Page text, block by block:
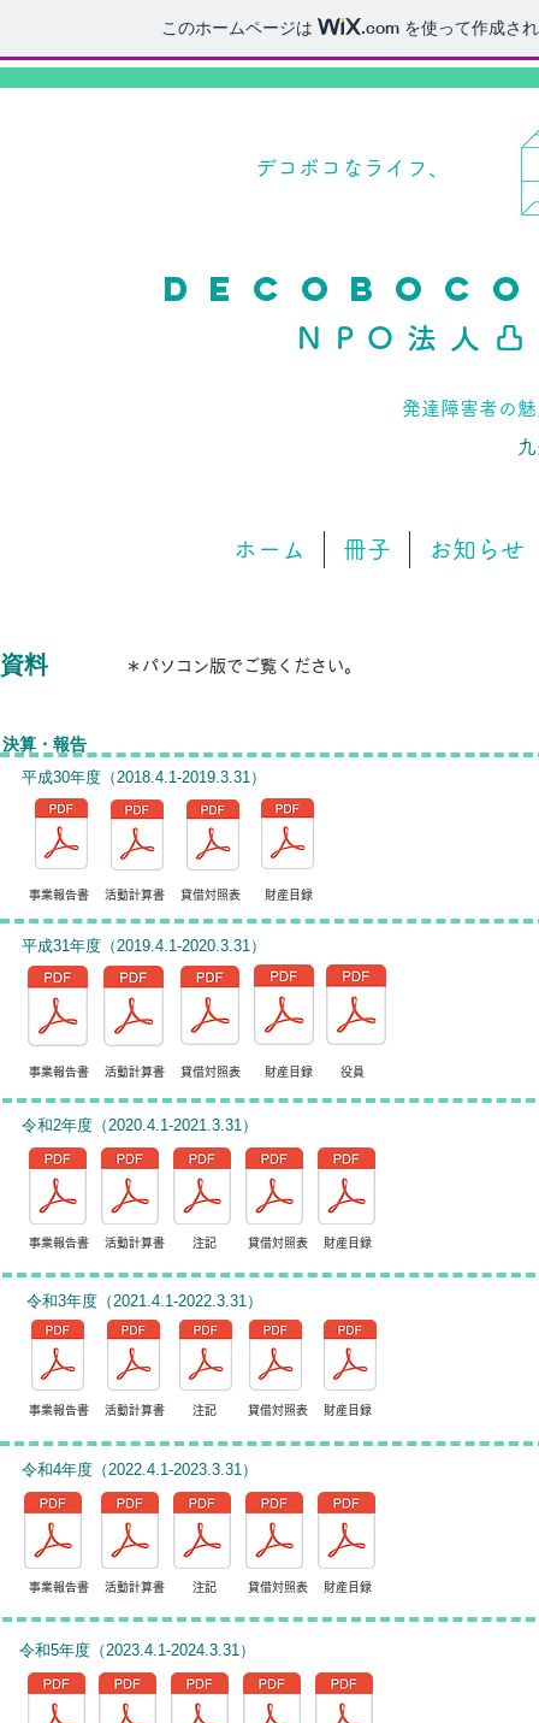
このホームページは .comを使って作成さ
デコボコなライ
NPO法人
発達障害者の
ホーム 冊子 お知らせ
​資料 ​＊パソコン版でご覧ください。
​決算 ​・報告
​平成30年度（2018.4.1-2019.3.31）
事業報告書 活動計算書 貸借対照表 財産目録
​平成31年度（2019.4.1-2020.3.31）
事業報告書 活動計算書 貸借対照表 財産目録 役員
令和2年度（2020.4.1-2021.3.31）
事業報告書 活動計算書 注記 貸借対照表 財産目録
令和3年度（2021.4.1-2022.3.31）
事業報告書 活動計算書 注記 貸借対照表 財産目録
令和4年度（2022.4.1-2023.3.31）
事業報告書 活動計算書 注記 貸借対照表 財産目録
令和5年度（2023.4.1-2024.3.31）